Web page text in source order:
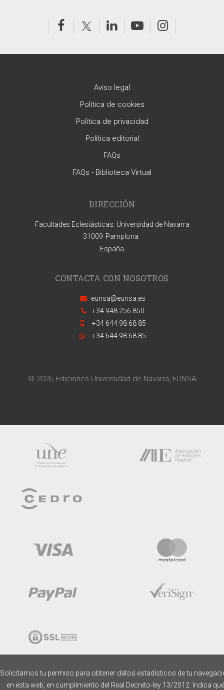
Aviso legal
Política de cookies
Política de privacidad
Política editorial
FAQs
FAQs - Biblioteca Virtual
DIRECCIÓN
Facultades Eclesiásticas. Universidad de Navarra
31009 Pamplona
España
CONTACTA CON NOSOTROS
eunsa@eunsa.es
+34 948 256 850
+34 644 98 68 85
+34 644 98 68 85
© 2026, Ediciones Universidad de Navarra, EUNSA
Solicitamos tu permiso para obtener datos estadísticos de tu
en esta web, en cumplimiento del Real Decreto-ley 13/2012. Indica qué